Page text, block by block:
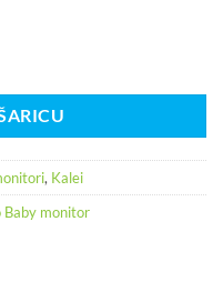
, Kalei
Baby monitor